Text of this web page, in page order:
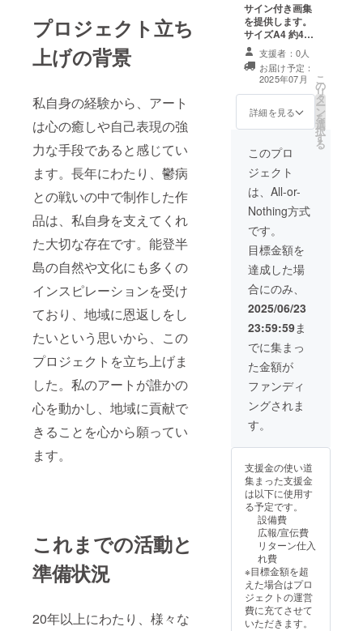
プロジェクト立ち
上げの背景
私自身の経験から、アート
は心の癒しや自己表現の強
力な手段であると感じてい
ます。長年にわたり、鬱病
との戦いの中で制作した作
品は、私自身を支えてくれ
た大切な存在です。能登半
島の自然や文化にも多くの
インスピレーションを受け
ており、地域に恩返しをし
たいという思いから、この
プロジェクトを立ち上げま
した。私のアートが誰かの
心を動かし、地域に貢献で
きることを心から願ってい
ます。
これまでの活動と
準備状況
20年以上にわたり、様々な
サイン付き画集
を提供します。
サイズA4 約40
ページ（予定）
限定10名
支援者：0人
お届け予定：
2025年07月
詳細を見る
こ
の
リ
タ
ー
ン
を
選
択
す
る
このプロ
ジェクト
は、All-or-
Nothing方式
です。
目標金額を
達成した場
合にのみ、
2025/06/23
23:59:59ま
でに集まっ
た金額が
ファンディ
ングされま
す。
支援金の使い道
集まった支援金
は以下に使用す
る予定です。
設備費
広報/宣伝費
リターン仕入
れ費
※目標金額を超
えた場合はプロ
ジェクトの運営
費に充てさせて
いただきます。